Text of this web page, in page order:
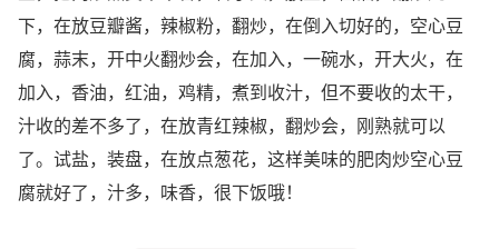
下，在放豆瓣酱，辣椒粉，翻炒，在倒入切好的，空心豆
腐，蒜末，开中火翻炒会，在加入，一碗水，开大火，在
加入，香油，红油，鸡精，煮到收汁，但不要收的太干，
汁收的差不多了，在放青红辣椒，翻炒会，刚熟就可以
了。试盐，装盘，在放点葱花，这样美味的肥肉炒空心豆
腐就好了，汁多，味香，很下饭哦！